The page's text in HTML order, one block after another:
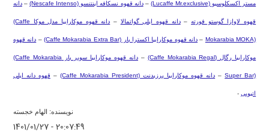
مستر اکسکلوسیو(Lucaffe Mr.exclusive)
–دانه قهوه نسکافه اینتنسو (Nescafe Intenso)
–دانه
قهوه لاوازا گوستو فورته–دانه قهوه ایلی گواتمالا – دانه قهوه موکارابیا مدل موکا (Caffe
Mokarabia MOKA)
– دانه قهوه موکارابیا اکسترا بار (Caffe Mokarabia Extra Bar)
– دانه قهوه
موکارابیا رگال (Caffe Mokarabia Regal)
– دانه قهوه موکارابیا سوپر بار (Caffe Mokarabia
Super Bar)
– دانه قهوه موکارابیا پرزیدنت (Caffe Mokarabia President)
– قهوه دانه ایلی
اتیوپی-
نویسنده: الهام خجسته
1401/01/27 - 20:07:49